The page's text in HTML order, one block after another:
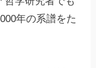
年の系譜をた